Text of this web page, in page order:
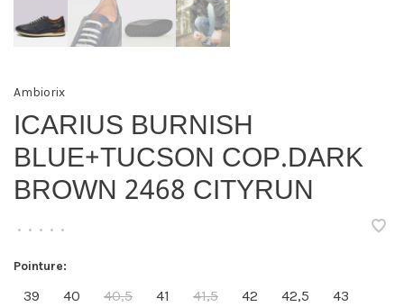
Ambiorix
ICARIUS BURNISH
BLUE+TUCSON COP.DARK
BROWN 2468 CITYRUN
• • • • •
Pointure:
39 40 40,5 41 41,5 42 42,5
43